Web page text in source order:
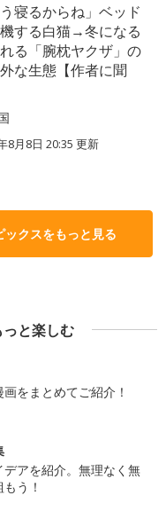
う寝るからね」ベッド
する白猫→冬になる
る「腕枕ヤクザ」の
な生態【作者に聞
8月8日 20:35 更新
クスをもっと見る
と楽しむ
をまとめてご紹介！
アを紹介。無理なく無
う！